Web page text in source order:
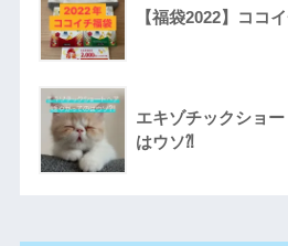
【福袋2022】ココ
エキゾチックショ
はウソ⁈